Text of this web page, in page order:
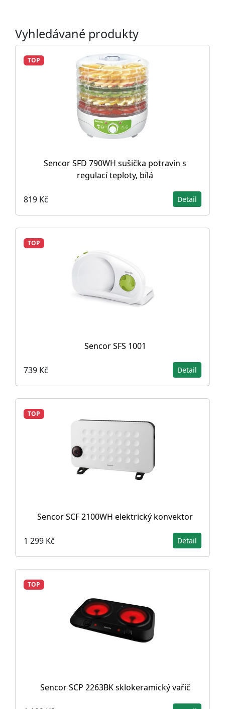
Vyhledávané produkty
TOP
Sencor SFD 790WH sušička potravin s
regulací teploty, bílá
819 Kč Detail
TOP
Sencor SFS 1001
739 Kč Detail
TOP
Sencor SCF 2100WH elektrický konvektor
1 299 Kč Detail
TOP
Sencor SCP 2263BK sklokeramický vařič